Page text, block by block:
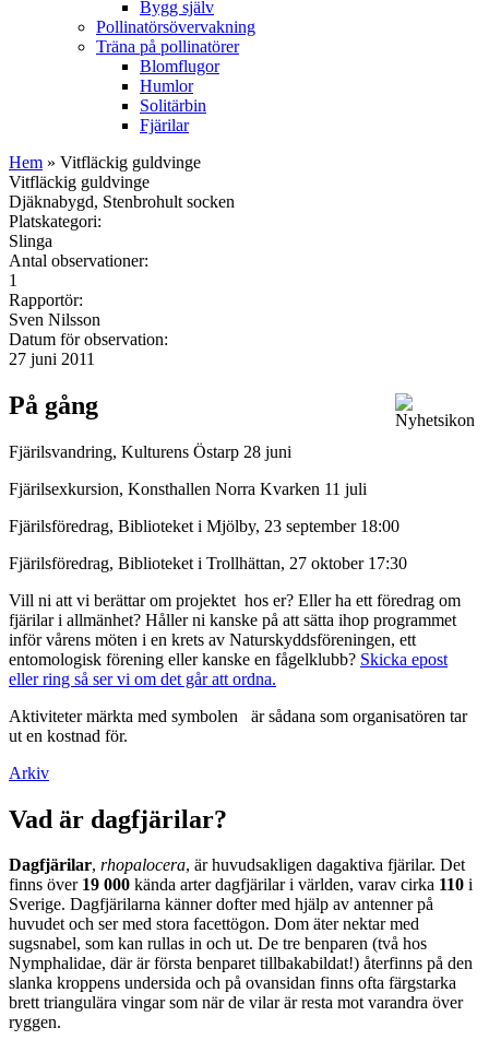
Bygg själv
Pollinatörsövervakning
Träna på pollinatörer
Blomflugor
Humlor
Solitärbin
Fjärilar
Hem » Vitfläckig guldvinge
Vitfläckig guldvinge
Djäknabygd, Stenbrohult socken
Platskategori:
Slinga
Antal observationer:
1
Rapportör:
Sven Nilsson
Datum för observation:
27 juni 2011
På gång
Fjärilsvandring, Kulturens Östarp 28 juni
Fjärilsexkursion, Konsthallen Norra Kvarken 11 juli
Fjärilsföredrag, Biblioteket i Mjölby, 23 september 18:00
Fjärilsföredrag, Biblioteket i Trollhättan, 27 oktober 17:30
Vill ni att vi berättar om projektet hos er? Eller ha ett föredrag om
fjärilar i allmänhet? Håller ni kanske på att sätta ihop programmet
inför vårens möten i en krets av Naturskyddsföreningen, ett
entomologisk förening eller kanske en fågelklubb? Skicka epost
eller ring så ser vi om det går att ordna.
Aktiviteter märkta med symbolen
är sådana som organisatören tar
ut en kostnad för.
Arkiv
Vad är dagfjärilar?
Dagfjärilar, rhopalocera, är huvudsakligen dagaktiva fjärilar. Det
finns över 19 000 kända arter dagfjärilar i världen, varav cirka 110 i
Sverige. Dagfjärilarna känner dofter med hjälp av antenner på
huvudet och ser med stora facettögon. Dom äter nektar med
sugsnabel, som kan rullas in och ut. De tre benparen (två hos
Nymphalidae, där är första benparet tillbakabildat!) återfinns på den
slanka kroppens undersida och på ovansidan finns ofta färgstarka
brett triangulära vingar som när de vilar är resta mot varandra över
ryggen.